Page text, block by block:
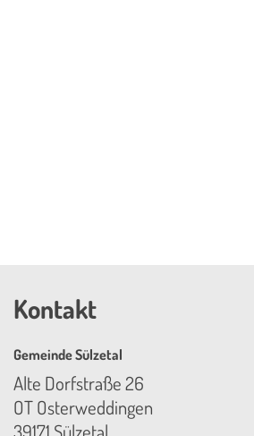
Kontakt
Gemeinde Sülzetal
Alte Dorfstraße 26
OT Osterweddingen